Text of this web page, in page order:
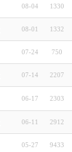
08-04 1330
08-01 1332
07-24 750
07-14 2207
06-17 2303
06-11 2912
05-27 9433